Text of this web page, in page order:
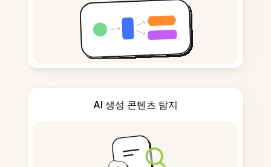
AI 생성 콘텐츠 탐지